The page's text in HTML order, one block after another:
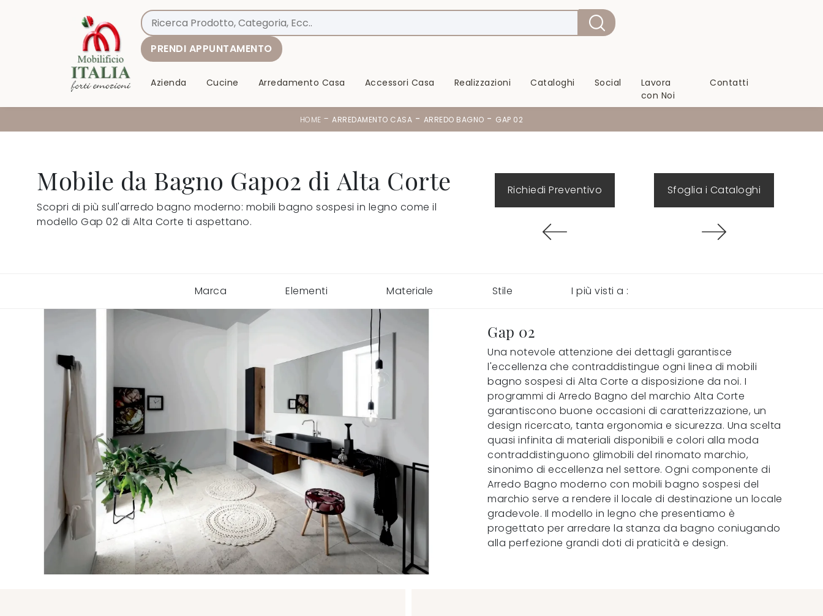
PRENDI APPUNTAMENTO
Azienda Cucine Arredamento Casa Accessori Casa Realizzazioni Cataloghi Social
Lavora
con Noi
Contatti
HOME -ARREDAMENTO CASA - ARREDO BAGNO - GAP 02
Mobile da Bagno Gap02 di Alta Corte
Scopri di più sull'arredo bagno moderno: mobili bagno sospesi in legno come il
modello Gap 02 di Alta Corte ti aspettano.
Richiedi Preventivo Sfoglia i Cataloghi
Marca Elementi Materiale Stile I più visti a :
Gap 02
Una notevole attenzione dei dettagli garantisce
l'eccellenza che contraddistingue ogni linea di mobili
bagno sospesi di Alta Corte a disposizione da noi. I
programmi di Arredo Bagno del marchio Alta Corte
garantiscono buone occasioni di caratterizzazione, un
design ricercato, tanta ergonomia e sicurezza. Una scelta
quasi infinita di materiali disponibili e colori alla moda
contraddistinguono glimobili del rinomato marchio,
sinonimo di eccellenza nel settore. Ogni componente di
Arredo Bagno moderno con mobili bagno sospesi del
marchio serve a rendere il locale di destinazione un locale
gradevole. Il modello in legno che presentiamo è
progettato per arredare la stanza da bagno coniugando
alla perfezione grandi doti di praticità e design.